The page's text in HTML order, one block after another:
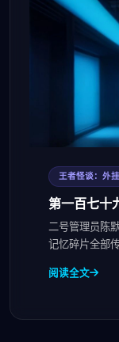
王者怪谈：外
第一百七十
二号管理员陈
记忆碎片全部
阅读全文